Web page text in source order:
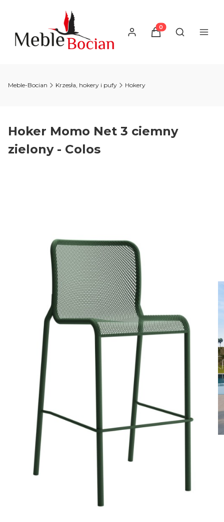
Produkty w
Otwórz
Meble-Bocian Krzesła, hokery i pufy Hokery
Hoker Momo Net 3 ciemny
zielony - Colos